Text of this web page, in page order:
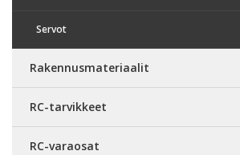
Servot
Rakennusmateriaalit
RC-tarvikkeet
RC-varaosat